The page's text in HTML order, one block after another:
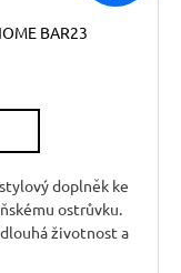
BAR23
doplněk ke
ostrůvku.
životnost a